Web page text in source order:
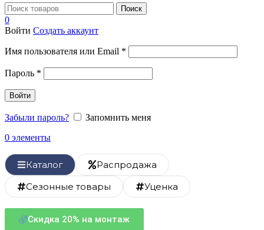
Поиск
0
Войти Создать аккаунт
Имя пользователя или Email *
Пароль *
Войти
Забыли пароль?
Запомнить меня
0 элементы
Каталог
Распродажа
Сезонные товары
Уценка
Скидка 20% на монтаж